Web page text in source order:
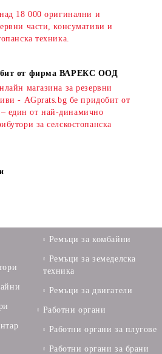
18 000 оригинални и
части, консумативи и
техника.
от фирма ВАРЕКС ООД
магазина за резервни
- AGprats.bg бе придобит от
от най-динамично
за селскостопанска
Ремъци за комбайни
Ремъци за земеделска
техника
Ремъци за двигатели
Работни органи
Работни органи за плугове
Работни органи за брани